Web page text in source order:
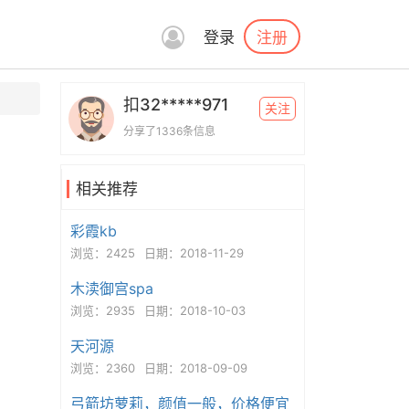
登录 注册
扣32*****971
分享了1336条信息
关注
相关推荐
彩霞kb
浏览：2425 日期：2018-11-29
木渎御宫spa
浏览：2935 日期：2018-10-03
天河源
浏览：2360 日期：2018-09-09
弓箭坊萝莉，颜值一般，价格便宜